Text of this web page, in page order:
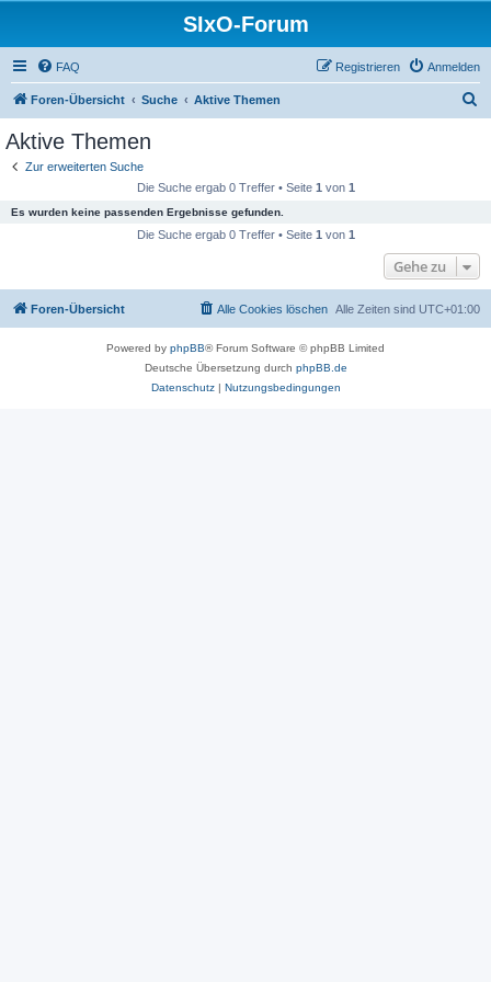
SIxO-Forum
FAQ Anmelden
Registrieren
Foren-Übersicht Suche Aktive Themen
Aktive Themen
Zur erweiterten Suche
Die Suche ergab 0 Treffer • Seite 1 von 1
Es wurden keine passenden Ergebnisse gefunden.
Die Suche ergab 0 Treffer • Seite 1 von 1
Gehe zu
Foren-Übersicht Alle Zeiten sind UTC+01:00
Alle Cookies löschen
Powered by phpBB® Forum Software © phpBB Limited
Deutsche Übersetzung durch phpBB.de
Datenschutz| Nutzungsbedingungen